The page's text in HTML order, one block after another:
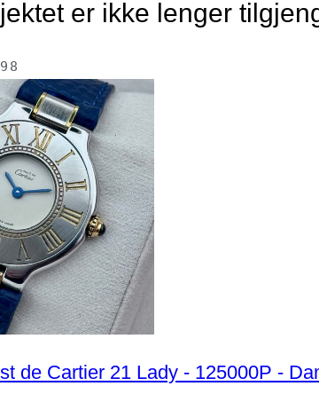
er ikke lenger
de Cartier 21 Lady - 125000P -